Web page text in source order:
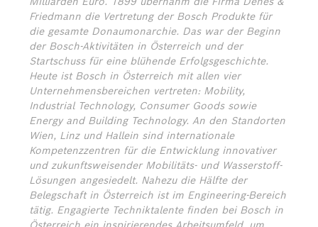
Friedmann die Vertretung der Bosch Produkte für
die gesamte Donaumonarchie. Das war der Beginn
der Bosch-Aktivitäten in Österreich und der
Startschuss für eine blühende Erfolgsgeschichte.
Heute ist Bosch in Österreich mit allen vier
Unternehmensbereichen vertreten: Mobility,
Industrial Technology, Consumer Goods sowie
Energy and Building Technology. An den Standorten
Wien, Linz und Hallein sind internationale
Kompetenzzentren für die Entwicklung innovativer
und zukunftsweisender Mobilitäts- und Wasserstoff-
Lösungen angesiedelt. Nahezu die Hälfte der
Belegschaft in Österreich ist im Engineering-Bereich
tätig. Engagierte Techniktalente finden bei Bosch in